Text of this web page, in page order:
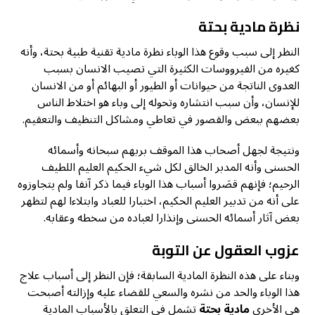
نظرة مادية بحتة
النظر إلى سبب وقوع هذا الوباء نظرة مادية تقنية طبية بحتة، وأنه
كغيره من الفيرووسات الكثيرة التي تصيب الانسان بسبب
العدوى الناتجة من حيوانات أو الطيور أو البهائم أو من الانسان
للإنسان، وأن سبب انتشاره وتحوله إلى وباء هو اختلاط الناس
بعضهم ببعض والقصور في تعاطي ومشاكل التنظيف والتعقيم.
ونتيجة لجهل أصحاب هذا الموقف بربهم سبحانه وأسمائه
الحسنى وأنه المدبر الخالق لكل شيء الحكيم العليم اللطيف
الرحيم؛ فإنهم قصَروا أسباب هذا الوباء فيما ذكر آنفا ولم يتجاوزوه
على أنه من تدبير العليم الحكيم، اختبارا للعباد وابتلاءا لهم لتظهر
بعض آثار أسمائه الحسنى وإنذارا لعباده من سخطه وعقابه.
عزوب العقول عن التوبة
وبناء على هذه النظرة المادية السابقة؛ فإن النظر إلى أسباب علاج
هذا الوباء والحد من نشره والسعي للقضاء عليه وإزالته أصبحت
هي الأخرىماديةبحتةتشمل في التعلق بالأسباب المادية